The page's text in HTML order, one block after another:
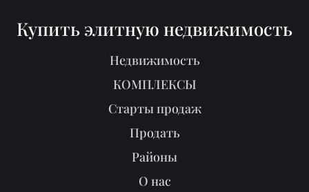
Купить элитную недвижимость
Недвижимость
КОМПЛЕКСЫ
Старты продаж
Продать
Районы
О нас